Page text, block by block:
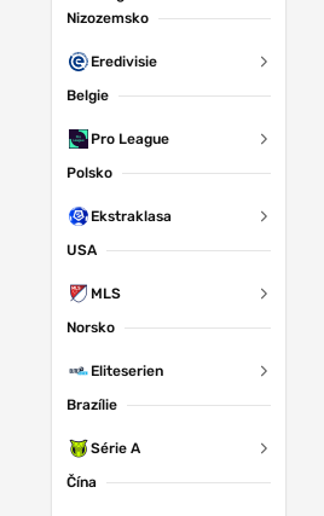
Nizozemsko
Eredivisie
Belgie
Pro League
Polsko
Ekstraklasa
USA
MLS
Norsko
Eliteserien
Brazílie
Série A
Čína